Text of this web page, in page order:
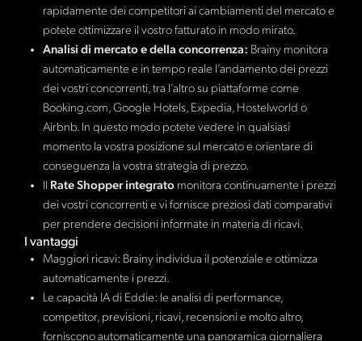
rapidamente dei competitori ai cambiamenti del mercato e
potete ottimizzare il vostro fatturato in modo mirato.
Analisi di mercato e della concorrenza: Brainy monitora
automaticamente e in tempo reale l’andamento dei prezzi
dei vostri concorrenti, tra l’altro su piattaforme come
Booking.com, Google Hotels, Expedia, Hostelworld o
Airbnb. In questo modo potete vedere in qualsiasi
momento la vostra posizione sul mercato e orientare di
conseguenza la vostra strategia di prezzo.
Il Rate Shopper integratomonitora continuamente i prezzi
dei vostri concorrenti e vi fornisce preziosi dati comparativi
per prendere decisioni informate in materia di ricavi.
I vantaggi
Maggiori ricavi: Brainy individua il potenziale e ottimizza
automaticamente i prezzi.
Le capacità IA di Eddie: le analisi di performance,
competitor, previsioni, ricavi, recensioni e molto altro,
forniscono automaticamente una panoramica giornaliera